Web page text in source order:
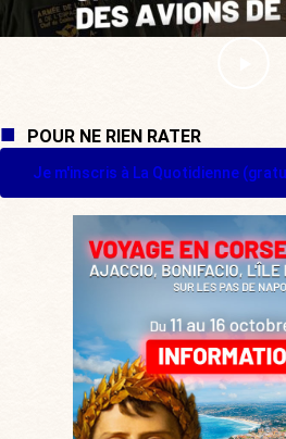
POUR NE RIEN RATER
Je m'inscris à La Quotidienne